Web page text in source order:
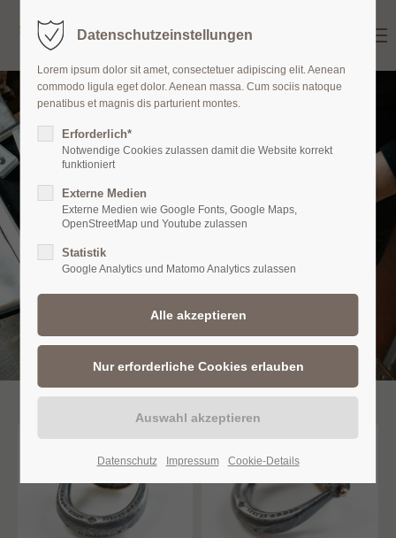
Karin Demmler • Atelier für Schmuck
Datenschutzeinstellungen
Lorem ipsum dolor sit amet, consectetuer adipiscing elit. Aenean
commodo ligula eget dolor. Aenean massa. Cum sociis natoque
penatibus et magnis dis parturient montes.
Erforderlich*
Notwendige Cookies zulassen damit die Website korrekt
funktioniert
Externe Medien
Externe Medien wie Google Fonts, Google Maps,
OpenStreetMap und Youtube zulassen
Statistik
Google Analytics und Matomo Analytics zulassen
Datenschutz Impressum Cookie-Details